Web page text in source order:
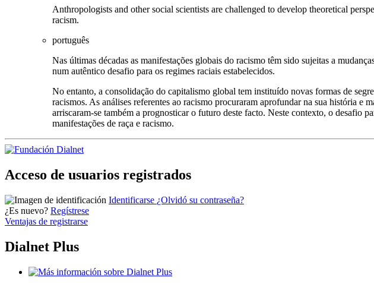
Anthropologists and other social scientists are challenged to develop theoretical
racism.
português
Nas últimas décadas as manifestações globais do racismo têm sido sujeitas a
num autêntico desafio para os regimes raciais estabelecidos.
No entanto, a consolidação do capitalismo global tem instituído novas formas de
racismos. As análises referentes ao racismo procuraram aprofundar na sua história e
arriscaram-se também a prognosticar o futuro deste facto. Neste contexto, o desafio
manifestações de raça e racismo.
Acceso de usuarios registrados
Identificarse ¿Olvidó su contraseña?
¿Es nuevo? Regístrese
Ventajas de registrarse
Dialnet Plus